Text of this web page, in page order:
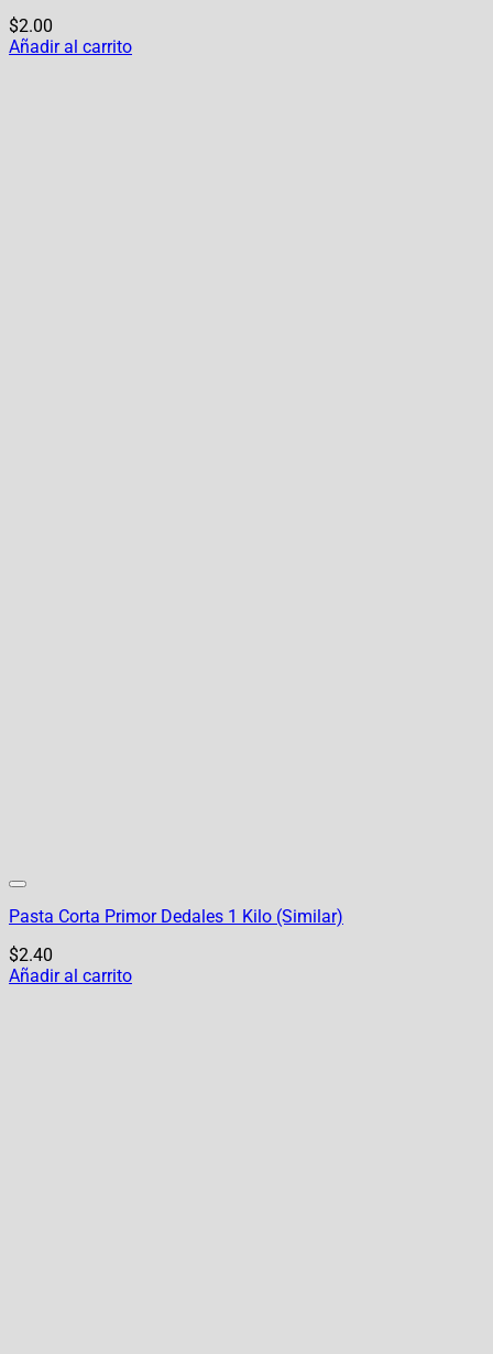
$2.00
Añadir al carrito
Pasta Corta Primor Dedales 1 Kilo (Similar)
$2.40
Añadir al carrito